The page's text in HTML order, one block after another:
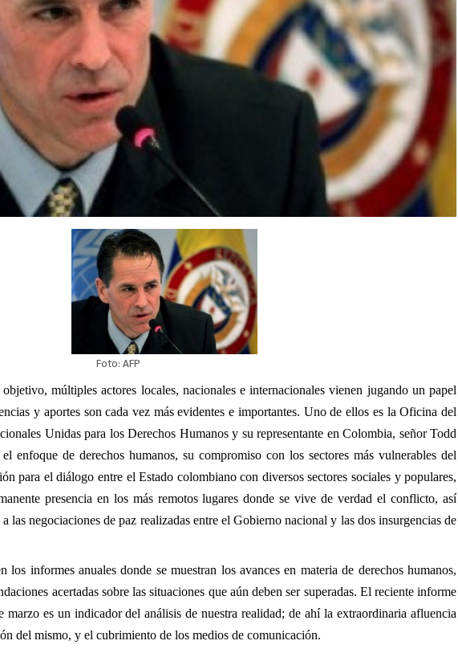
AFP
múltiples actores locales, nacionales e internacionales vienen jugando un papel
y aportes son cada vez más evidentes e importantes. Uno de ellos es la Oficina del
Unidas para los Derechos Humanos y su representante en Colombia, señor Todd
enfoque de derechos humanos, su compromiso con los sectores más vulnerables del
para el diálogo entre el Estado colombiano con diversos sectores sociales y populares,
presencia en los más remotos lugares donde se vive de verdad el conflicto, así
las negociaciones de paz realizadas entre el Gobierno nacional y las dos insurgencias de
los informes anuales donde se muestran los avances en materia de derechos humanos,
acertadas sobre las situaciones que aún deben ser superadas. El reciente informe
marzo es un indicador del análisis de nuestra realidad; de ahí la extraordinaria afluencia
del mismo, y el cubrimiento de los medios de comunicación.